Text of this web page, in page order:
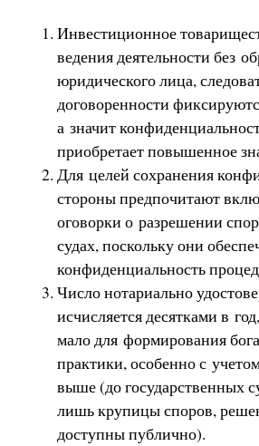
Инвестиционное
ведения деятельности без
юридического лица,
договоренности
а значит
приобретает повышенное
Для целей сохранения
стороны предпочитают
оговорки о разрешении
судах, поскольку они
конфиденциальность
Число нотариально
исчисляется десятками в
мало для формирования
практики, особенно с
выше (до государственных
лишь крупицы споров,
доступны публично).